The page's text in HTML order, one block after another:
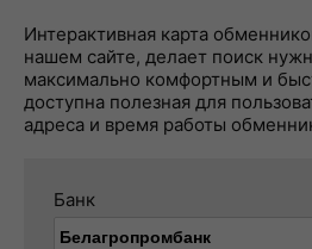
Интерактивная карта
нашем сайте, делает поиск
максимально комфортным и
доступна полезная для
адреса и время работы
Банк